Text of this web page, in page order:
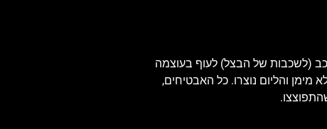
(לשכבות של הבצל) לעוף בעוצמה
והליום נוצרו. כל האבטיחים,